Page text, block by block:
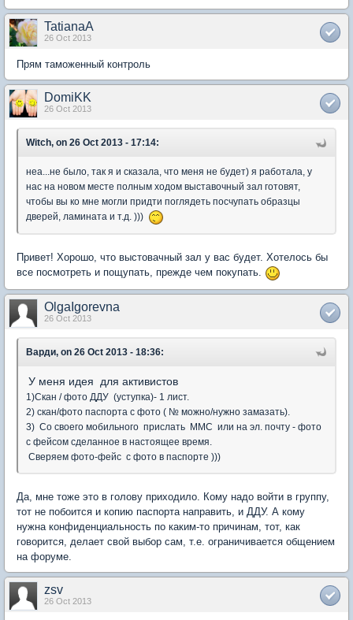
TatianaA
26 Oct 2013
Прям таможенный контроль
DomiKK
26 Oct 2013
Witch, on 26 Oct 2013 - 17:14:
неа...не было, так я и сказала, что меня не будет) я работала, у
нас на новом месте полным ходом выставочный зал готовят,
чтобы вы ко мне могли придти поглядеть посчупать образцы
дверей, ламината и т.д. )))
Привет! Хорошо, что выстовачный зал у вас будет. Хотелось бы
все посмотреть и пощупать, прежде чем покупать.
OlgaIgorevna
26 Oct 2013
Варди, on 26 Oct 2013 - 18:36:
У меня идея для активистов
1)Скан / фото ДДУ (уступка)- 1 лист.
2) скан/фото паспорта с фото ( № можно/нужно замазать).
3) Со своего мобильного прислать ММС или на эл. почту - фото
с фейсом сделанное в настоящее время.
Сверяем фото-фейс с фото в паспорте )))
Да, мне тоже это в голову приходило. Кому надо войти в группу,
тот не побоится и копию паспорта направить, и ДДУ. А кому
нужна конфиденциальность по каким-то причинам, тот, как
говорится, делает свой выбор сам, т.е. ограничивается общением
на форуме.
zsv
26 Oct 2013